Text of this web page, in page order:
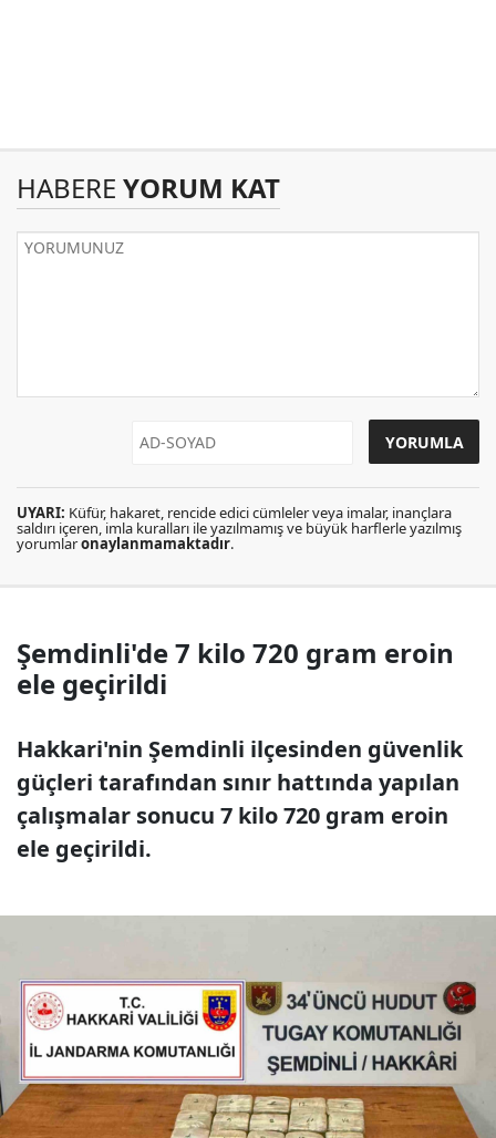
HABERE YORUM KAT
UYARI: Küfür, hakaret, rencide edici cümleler veya imalar, inançlara
saldırı içeren, imla kuralları ile yazılmamış ve büyük harflerle yazılmış
yorumlaronaylanmamaktadır.
Şemdinli'de 7 kilo 720 gram eroin
ele geçirildi
Hakkari'nin Şemdinli ilçesinden güvenlik
güçleri tarafından sınır hattında yapılan
çalışmalar sonucu 7 kilo 720 gram eroin
ele geçirildi.